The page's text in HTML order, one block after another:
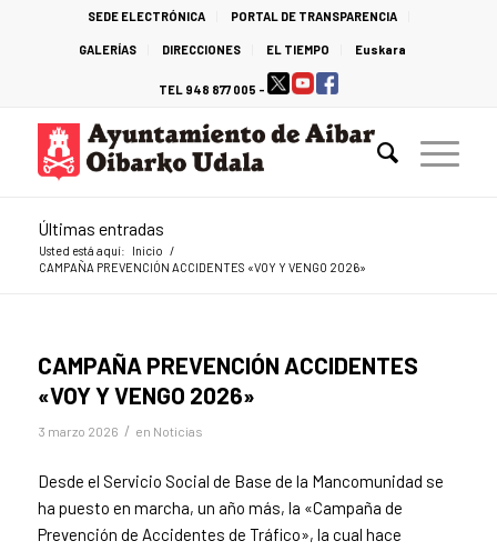
SEDE ELECTRÓNICA PORTAL DE TRANSPARENCIA
GALERÍAS DIRECCIONES EL TIEMPO Euskara
TEL 948 877 005 -
Últimas entradas
Usted está aquí: Inicio /
CAMPAÑA PREVENCIÓN ACCIDENTES «VOY Y VENGO 2026»
CAMPAÑA PREVENCIÓN ACCIDENTES
«VOY Y VENGO 2026»
3 marzo 2026 / en Noticias
Desde el Servicio Social de Base de la Mancomunidad se
ha puesto en marcha, un año más, la «Campaña de
Prevención de Accidentes de Tráfico», la cual hace